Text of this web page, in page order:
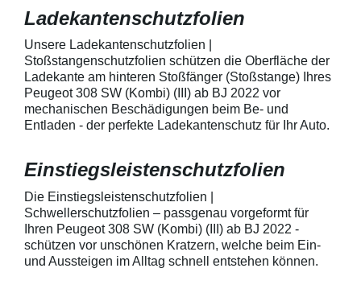
Fahrzeugkarosserien und
mechanische Einwirkung
entwickeltStärke der Folie beträgt
150 µmSchützt den wertvollen
Lack in der GriffmuldenKeine
unschönen Kratzer durch
Fingenägel oder Ringe in den
GriffmuldenSpezielle Vinylfolie mit
bestmöglichem Schutz gegen
geeignet zum
mechanische
zum Schutz von
150 µmSchützt
Lack in der
Fingenägel
bestmöglichem
Kratzer und
Fahrzeuglack
Ladekantenschutzfolien
Unsere Ladekantenschutzfolien |
Stoßstangenschutzfolien schützen die Oberfläche der
Ladekante am hinteren Stoßfänger (Stoßstange) Ihres
Peugeot 308 SW (Kombi) (III) ab BJ 2022 vor
mechanischen Beschädigungen beim Be- und
Entladen - der perfekte Ladekantenschutz für Ihr Auto.
Einstiegsleistenschutzfolien
Die Einstiegsleistenschutzfolien |
Schwellerschutzfolien – passgenau vorgeformt für
Ihren Peugeot 308 SW (Kombi) (III) ab BJ 2022 -
schützen vor unschönen Kratzern, welche beim Ein-
und Aussteigen im Alltag schnell entstehen können.